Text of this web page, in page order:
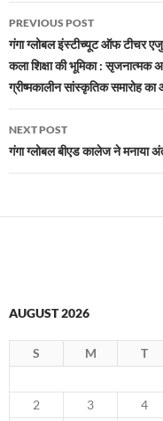
Post
navigation
PREVIOUS POST
गंगा ग्लोबल इंस्टीच्यूट ऑफ टीचर
कला शिक्षा की भूमिका :
ग्रीष्मकालीन सांस्कृतिक समारोह
NEXT POST
गंगा ग्लोबल बीएड कालेज ने मनाया
AUGUST 2026
S M T
2
3 4